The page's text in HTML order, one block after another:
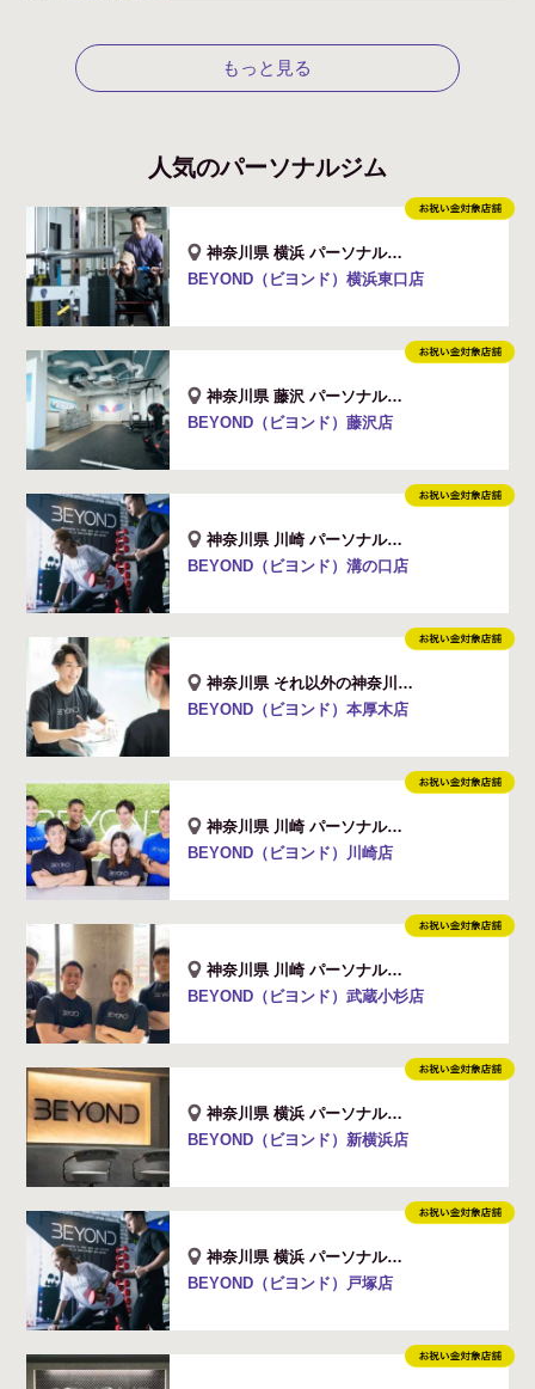
もっと見る
人気のパーソナルジム
神奈川県 横浜 パーソナルジム店舗
BEYOND（ビヨンド）横浜東口店
神奈川県 藤沢 パーソナルジム店舗
BEYOND（ビヨンド）藤沢店
神奈川県 川崎 パーソナルジム店舗
BEYOND（ビヨンド）溝の口店
神奈川県 それ以外の神奈川 パーソナルジム店舗
BEYOND（ビヨンド）本厚木店
神奈川県 川崎 パーソナルジム店舗
BEYOND（ビヨンド）川崎店
神奈川県 川崎 パーソナルジム店舗
BEYOND（ビヨンド）武蔵小杉店
神奈川県 横浜 パーソナルジム店舗
BEYOND（ビヨンド）新横浜店
神奈川県 横浜 パーソナルジム店舗
BEYOND（ビヨンド）戸塚店